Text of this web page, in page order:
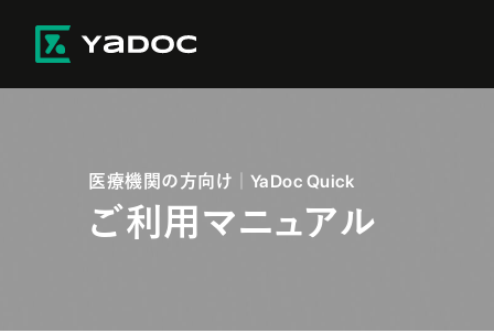
医療機関の方向け ｜ YaDoc Quick
ご利用マニュアル